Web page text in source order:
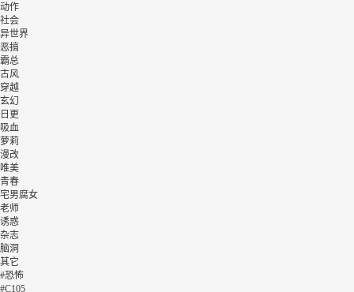
动作
社会
异世界
恶搞
霸总
古风
穿越
玄幻
日更
吸血
萝莉
漫改
唯美
青春
宅男腐女
老师
诱惑
杂志
脑洞
其它
#恐怖
#C105